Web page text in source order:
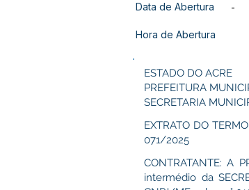
Data de Abertura -
Hora de Abertura
ESTADO DO ACRE
PREFEITURA
SECRETARIA
EXTRATO DO
071/2025
CONTRATANTE: A
intermédio da